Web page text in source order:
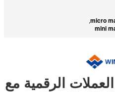
micro
,
mini
الرقمية مع